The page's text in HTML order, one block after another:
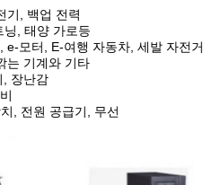
기, 백업 전력
, 태양 가로등
e-모터, E-여행 자동차, 세발 자전거
는 기계와 기타
, 장난감
, 전원 공급기, 무선